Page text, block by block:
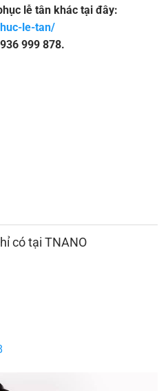
lễ tân khác tại đây:
le-tan/
999 878.
có tại TNANO